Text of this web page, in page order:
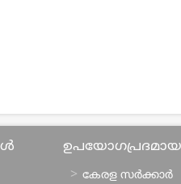
കേരള സര്‍ക്കാര്‍